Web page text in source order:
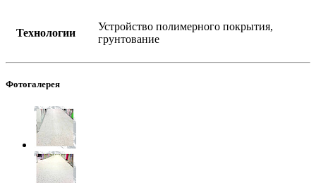
Технологии
Устройство полимерного покрытия,
грунтование
Фотогалерея